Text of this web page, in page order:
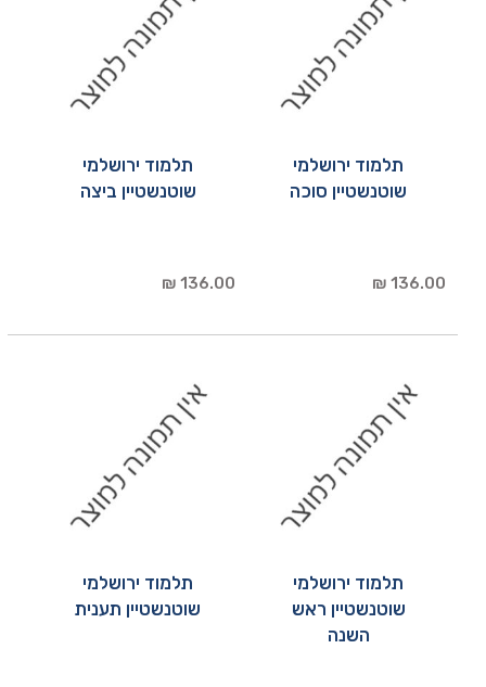
תלמוד ירושלמי
שוטנשטיין סוכה
136.00 ₪
תלמוד ירושלמי
שוטנשטיין ביצה
136.00 ₪
תלמוד ירושלמי
שוטנשטיין ראש
השנה
תלמוד ירושלמי
שוטנשטיין תענית